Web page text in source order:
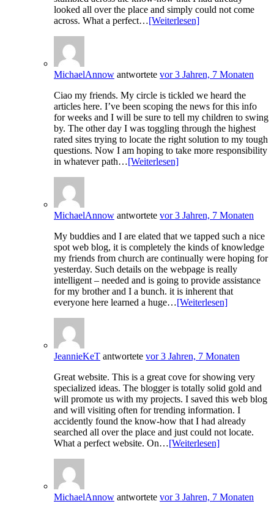
looked all over the place and simply could not come
across. What a perfect…[Weiterlesen]
MichaelAnnow antwortete vor 3 Jahren, 7 Monaten
Ciao my friends. My circle is tickled we heard the
articles here. I’ve been scoping the news for this info
for weeks and I will be sure to tell my children to swing
by. The other day I was toggling through the highest
rated sites trying to locate the right solution to my tough
questions. Now I am hoping to take more responsibility
in whatever path…[Weiterlesen]
MichaelAnnow antwortete vor 3 Jahren, 7 Monaten
My buddies and I are elated that we tapped such a nice
spot web blog, it is completely the kinds of knowledge
my friends from church are continually were hoping for
yesterday. Such details on the webpage is really
intelligent – needed and is going to provide assistance
for my brother and I a bunch. it is inherent that
everyone here learned a huge…[Weiterlesen]
JeannieKeT antwortete vor 3 Jahren, 7 Monaten
Great website. This is a great cove for showing very
specialized ideas. The blogger is totally solid gold and
will promote us with my projects. I saved this web blog
and will visiting often for trending information. I
accidently found the know-how that I had already
searched all over the place and just could not locate.
What a perfect website. On…[Weiterlesen]
MichaelAnnow antwortete vor 3 Jahren, 7 Monaten